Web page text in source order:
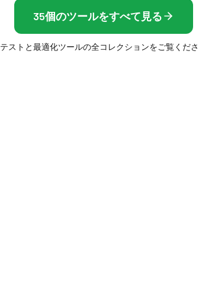
35個のツールをすべて見る
テストと最適化ツールの全コレクションをご覧くだ